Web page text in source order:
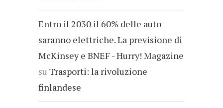
Entro il 2030 il 60% delle auto
saranno elettriche. La previsione di
McKinsey e BNEF - Hurry! Magazine
su Trasporti: la rivoluzione
finlandese